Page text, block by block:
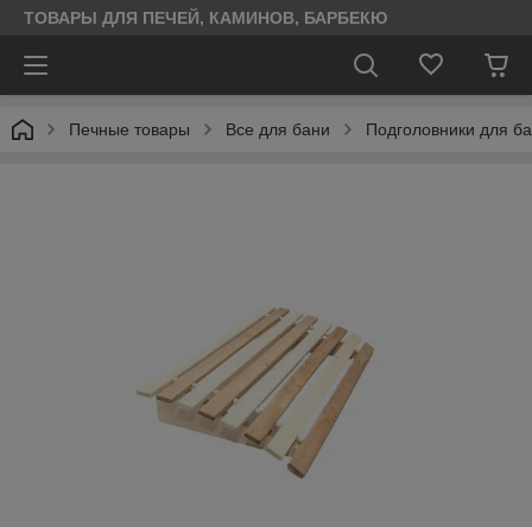
ТОВАРЫ ДЛЯ ПЕЧЕЙ, КАМИНОВ, БАРБЕКЮ
Печные товары Все для бани Подголовники для